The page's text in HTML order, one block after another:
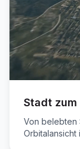
Stadt zum
Von belebten
Orbitalansicht